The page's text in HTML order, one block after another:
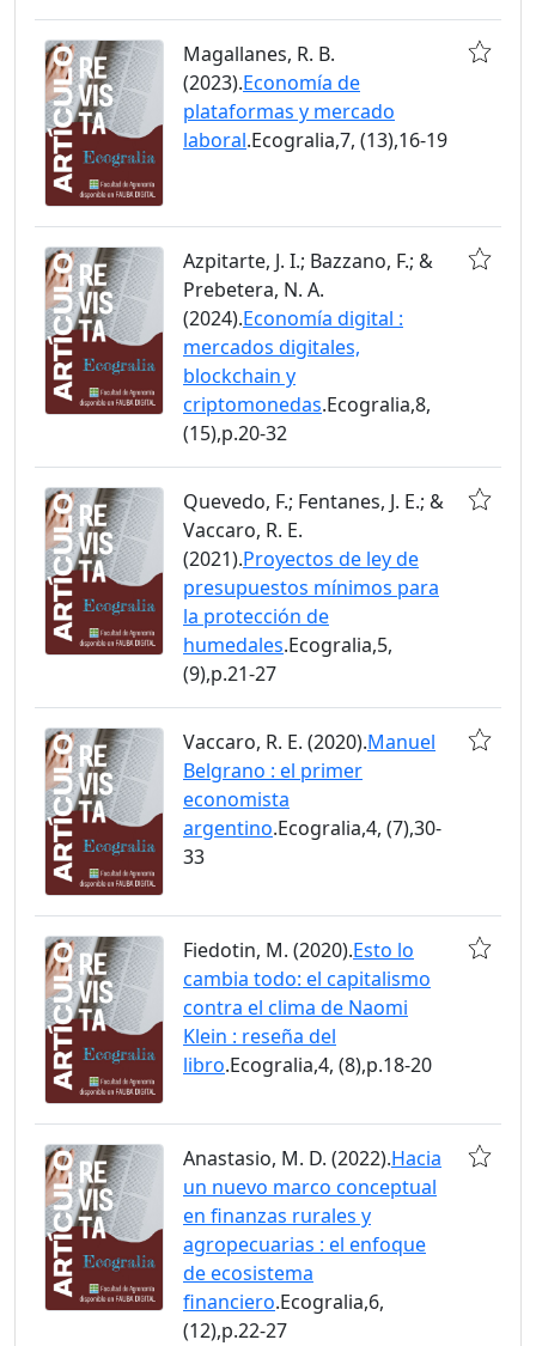
Magallanes, R. B.
(2023).Economía de
plataformas y mercado
laboral.Ecogralia,7, (13),16-19
Azpitarte, J. I.; Bazzano, F.; &
Prebetera, N. A.
(2024).Economía digital :
mercados digitales,
blockchain y
criptomonedas.Ecogralia,8,
(15),p.20-32
Quevedo, F.; Fentanes, J. E.; &
Vaccaro, R. E.
(2021).Proyectos de ley de
presupuestos mínimos para
la protección de
humedales.Ecogralia,5,
(9),p.21-27
Vaccaro, R. E. (2020).Manuel
Belgrano : el primer
economista
argentino.Ecogralia,4, (7),30-
33
Fiedotin, M. (2020).Esto lo
cambia todo: el capitalismo
contra el clima de Naomi
Klein : reseña del
libro.Ecogralia,4, (8),p.18-20
Anastasio, M. D. (2022).Hacia
un nuevo marco conceptual
en finanzas rurales y
agropecuarias : el enfoque
de ecosistema
financiero.Ecogralia,6,
(12),p.22-27